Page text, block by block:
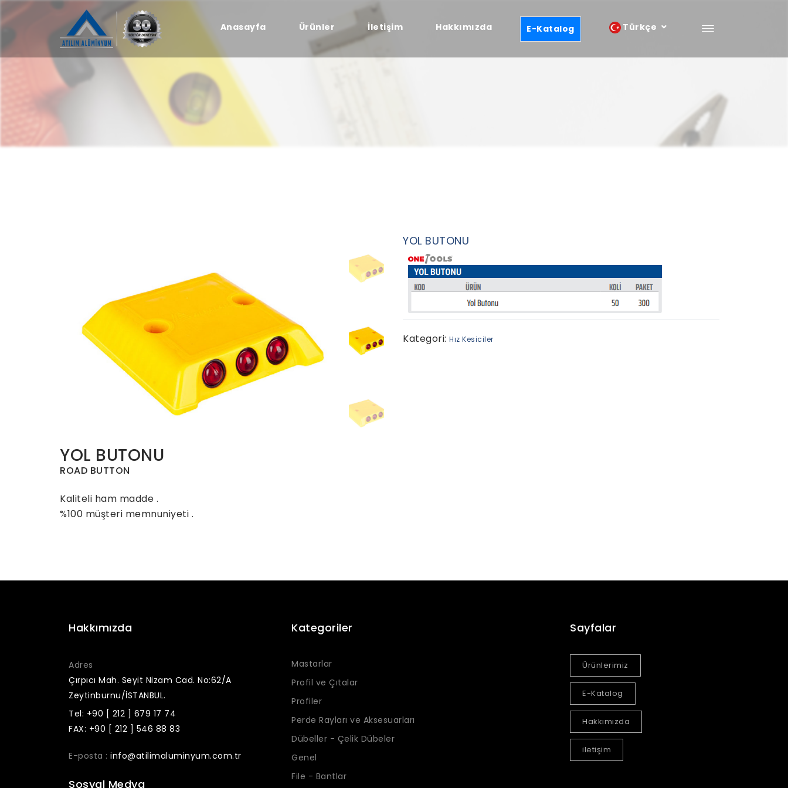
Anasayfa Ürünler İletişim Hakkımızda E-Katalog Türkçe
YOL BUTONU
Kategori: Hız Kesiciler
YOL BUTONU
ROAD BUTTON
Kaliteli ham madde .
%100 müşteri memnuniyeti .
Hakkımızda
Adres
Çırpıcı Mah. Seyit Nizam Cad. No:62/A
Zeytinburnu/İSTANBUL.
Tel: +90 [ 212 ] 679 17 74
FAX: +90 [ 212 ] 546 88 83
E-posta : info@atilimaluminyum.com.tr
Sosyal Medya
Kategoriler
Mastarlar
Profil ve Çıtalar
Profiler
Perde Rayları ve Aksesuarları
Dübeller - Çelik Dübeler
Genel
File - Bantlar
Sayfalar
Ürünlerimiz
E-Katalog
Hakkımızda
iletişim